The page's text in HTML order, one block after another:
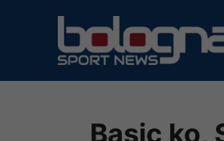
contenuto
Basic ko,